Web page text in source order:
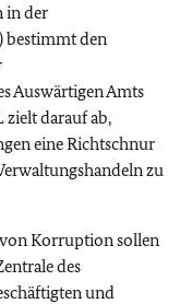
in der
bestimmt den
Auswärtigen Amts
zielt darauf ab,
eine Richtschnur
zu
Korruption sollen
des
und